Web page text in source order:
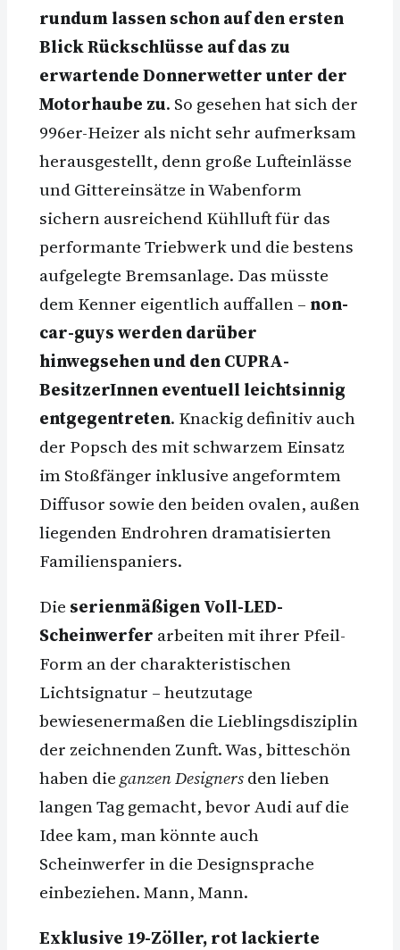
rundum lassen schon auf den ersten
Blick Rückschlüsse auf das zu
erwartende Donnerwetter unter der
Motorhaube zu. So gesehen hat sich der
996er-Heizer als nicht sehr aufmerksam
herausgestellt, denn große Lufteinlässe
und Gittereinsätze in Wabenform
sichern ausreichend Kühlluft für das
performante Triebwerk und die bestens
aufgelegte Bremsanlage. Das müsste
dem Kenner eigentlich auffallen – non-
car-guys werden darüber
hinwegsehen und den CUPRA-
BesitzerInnen eventuell leichtsinnig
entgegentreten. Knackig definitiv auch
der Popsch des mit schwarzem Einsatz
im Stoßfänger inklusive angeformtem
Diffusor sowie den beiden ovalen, außen
liegenden Endrohren dramatisierten
Familienspaniers.
Die serienmäßigen Voll-LED-
Scheinwerfer arbeiten mit ihrer Pfeil-
Form an der charakteristischen
Lichtsignatur – heutzutage
bewiesenermaßen die Lieblingsdisziplin
der zeichnenden Zunft. Was, bitteschön
haben dieganzen Designersden lieben
langen Tag gemacht, bevor Audi auf die
Idee kam, man könnte auch
Scheinwerfer in die Designsprache
einbeziehen. Mann, Mann.
Exklusive 19-Zöller, rot lackierte